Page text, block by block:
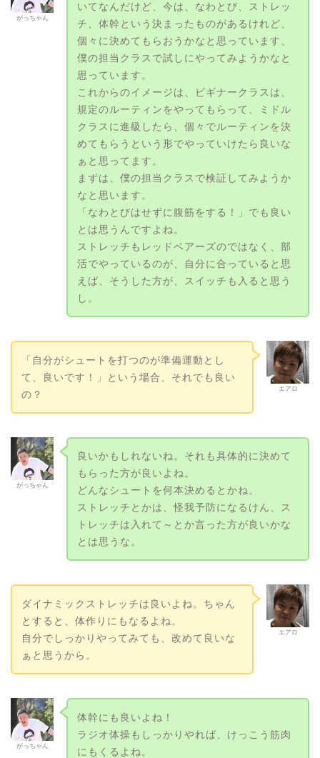
がっちゃん
いてなんだけど、今は、なわとび、ストレッ
チ、体幹という決まったものがあるけれど、
個々に決めてもらおうかなと思っています、
僕の担当クラスで試しにやってみようかなと
思っています。
これからのイメージは、ビギナークラスは、
規定のルーティンをやってもらって、ミドル
クラスに進級したら、個々でルーティンを決
めてもらうという形でやっていけたら良いな
ぁと思ってます。
まずは、僕の担当クラスで検証してみようか
なと思います。
「なわとびはせずに腹筋をする！」でも良い
とは思うんですよね。
ストレッチもレッドベアーズのではなく、部
活でやっているのが、自分に合っていると思
えば、そうした方が、スイッチも入ると思う
し。
エアロ
「自分がシュートを打つのが準備運動とし
て、良いです！」という場合、それでも良い
の？
がっちゃん
良いかもしれないね。それも具体的に決めて
もらった方が良いよね。
どんなシュートを何本決めるとかね。
ストレッチとかは、怪我予防になるけん、ス
トレッチは入れて～とか言った方が良いかな
とは思うな。
エアロ
ダイナミックストレッチは良いよね。ちゃん
とすると、体作りにもなるよね。
自分でしっかりやってみても、改めて良いな
ぁと思うから。
がっちゃん
体幹にも良いよね！
ラジオ体操もしっかりやれば、けっこう筋肉
にもくるよね。